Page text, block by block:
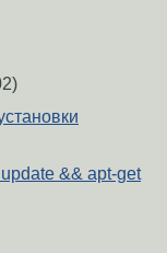
&& apt-get